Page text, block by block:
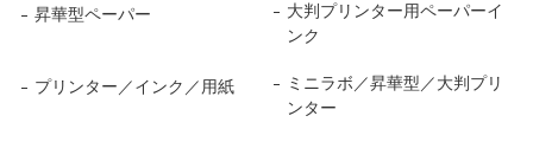
昇華型ペーパー
大判プリンター用ペーパーイ
ンク
プリンター／インク／用紙
ミニラボ／昇華型／大判プリ
ンター